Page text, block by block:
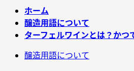
ホーム
醸造用語について
ターフェルワインとは？かつ
醸造用語について